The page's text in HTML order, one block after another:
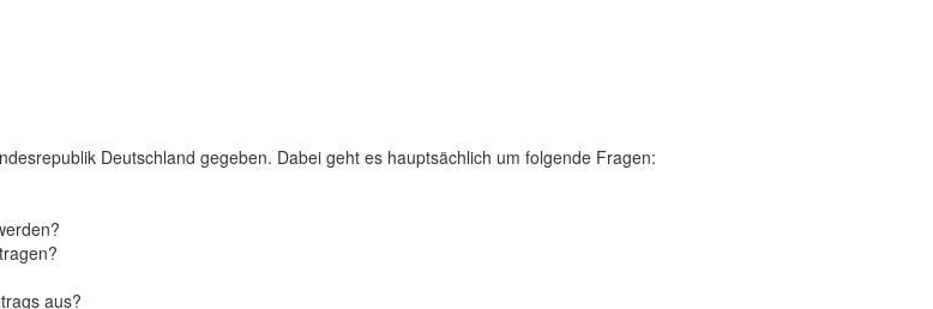
Deutschland gegeben. Dabei geht es hauptsächlich um folgende Fragen:
aus?